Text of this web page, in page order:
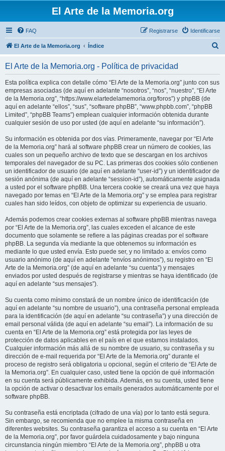
El Arte de la Memoria.org
FAQ Identificarse
Registrarse
El Arte de la Memoria.org Índice
El Arte de la Memoria.org - Política de privacidad
Esta política explica con detalle cómo “El Arte de la Memoria.org” junto con sus
empresas asociadas (de aquí en adelante “nosotros”, “nos”, “nuestro”, “El Arte
de la Memoria.org”, “https://www.elartedelamemoria.org/foros”) y phpBB (de
aquí en adelante “ellos”, “sus”, “software phpBB”, “www.phpbb.com”, “phpBB
Limited”, “phpBB Teams”) emplean cualquier información obtenida durante
cualquier sesión de uso por usted (de aquí en adelante “su información”).
Su información es obtenida por dos vías. Primeramente, navegar por “El Arte
de la Memoria.org” hará al software phpBB crear un número de cookies, las
cuales son un pequeño archivo de texto que se descargan en los archivos
temporales del navegador de su PC. Las primeras dos cookies sólo contienen
un identificador de usuario (de aquí en adelante “user-id”) y un identificador de
sesión anónima (de aquí en adelante “session-id”), automáticamente asignada
a usted por el software phpBB. Una tercera cookie se creará una vez que haya
navegado por temas en “El Arte de la Memoria.org” y se emplea para registrar
cuales han sido leídos, con objeto de optimizar su experiencia de usuario.
Además podemos crear cookies externas al software phpBB mientras navega
por “El Arte de la Memoria.org”, las cuales exceden el alcance de este
documento que solamente se refiere a las páginas creadas por el software
phpBB. La segunda vía mediante la que obtenemos su información es
mediante lo que usted envía. Esto puede ser, y no limitado a: envíos como
usuario anónimo (de aquí en adelante “envíos anónimos”), su registro en “El
Arte de la Memoria.org” (de aquí en adelante “su cuenta”) y mensajes
enviados por usted después de registrarse y mientras se haya identificado (de
aquí en adelante “sus mensajes”).
Su cuenta como mínimo constará de un nombre único de identificación (de
aquí en adelante “su nombre de usuario”), una contraseña personal empleada
para la identificación (de aquí en adelante “su contraseña”) y una dirección de
email personal válida (de aquí en adelante “su email”). La información de su
cuenta en “El Arte de la Memoria.org” está protegida por las leyes de
protección de datos aplicables en el país en el que estamos instalados.
Cualquier información más allá de su nombre de usuario, su contraseña y su
dirección de e-mail requerida por “El Arte de la Memoria.org” durante el
proceso de registro será obligatoria u opcional, según el criterio de “El Arte de
la Memoria.org”. En cualquier caso, usted tiene la opción de qué información
en su cuenta será públicamente exhibida. Además, en su cuenta, usted tiene
la opción de activar o desactivar los emails generados automáticamente por el
software phpBB.
Su contraseña está encriptada (cifrado de una vía) por lo tanto está segura.
Sin embargo, se recomienda que no emplee la misma contraseña en
diferentes websites. Su contraseña garantiza el acceso a su cuenta en “El Arte
de la Memoria.org”, por favor guárdela cuidadosamente y bajo ninguna
circunstancia ningún miembro “El Arte de la Memoria.org”, phpBB u otra